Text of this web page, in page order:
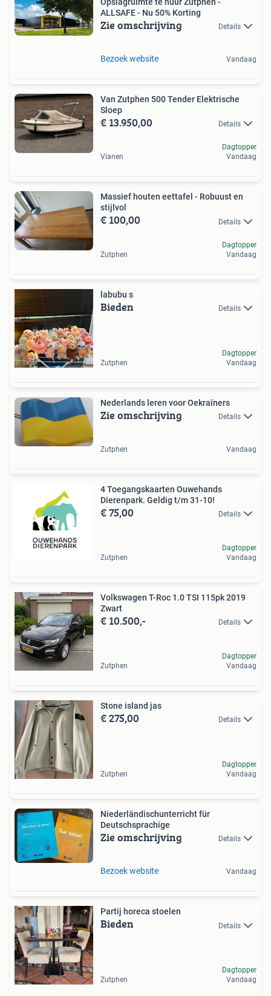
ALLSAFE - Nu 50% Korting
Zie omschrijving Details
Bezoek website Vandaag
Van Zutphen 500 Tender Elektrische
Sloep
€ 13.950,00 Details
Vianen
Dagtopper
Vandaag
Massief houten eettafel - Robuust en
stijlvol
€ 100,00 Details
Zutphen
Dagtopper
Vandaag
labubu s
Bieden Details
Zutphen
Dagtopper
Vandaag
Nederlands leren voor Oekraïners
Zie omschrijving Details
Zutphen Vandaag
4 Toegangskaarten Ouwehands
Dierenpark. Geldig t/m 31-10!
€ 75,00 Details
Zutphen
Dagtopper
Vandaag
Volkswagen T-Roc 1.0 TSI 115pk 2019
Zwart
€ 10.500,- Details
Zutphen
Dagtopper
Vandaag
Stone island jas
€ 275,00 Details
Zutphen
Dagtopper
Vandaag
Niederländischunterricht für
Deutschsprachige
Zie omschrijving Details
Bezoek website Vandaag
Partij horeca stoelen
Bieden Details
Zutphen
Dagtopper
Vandaag